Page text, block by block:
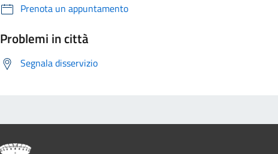
Prenota un appuntamento
Problemi in città
Segnala disservizio